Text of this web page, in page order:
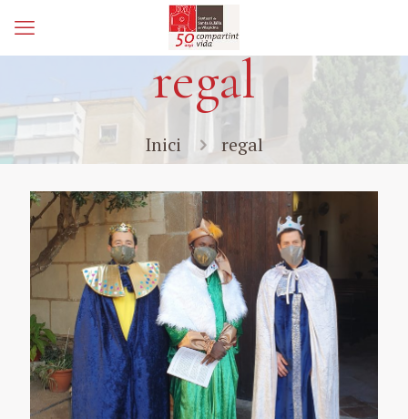
regal
Inici regal